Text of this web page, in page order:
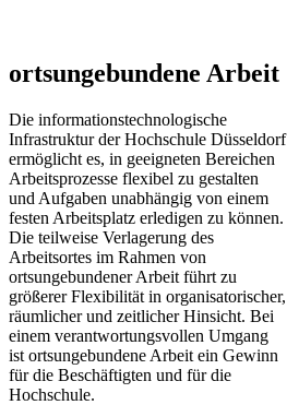
ortsungebundene Arbeit
Die informationstechnologische
Infrastruktur der Hochschule Düsseldorf
ermöglicht es, in geeigneten Bereichen
Arbeitsprozesse flexibel zu gestalten
und Aufgaben unabhängig von einem
festen Arbeitsplatz erledigen zu können.
Die teilweise Verlagerung des
Arbeitsortes im Rahmen von
ortsungebundener Arbeit führt zu
größerer Flexibilität in organisatorischer,
räumlicher und zeitlicher Hinsicht. Bei
einem verantwortungsvollen Umgang
ist ortsungebundene Arbeit ein Gewinn
für die Beschäftigten und für die
Hochschule.